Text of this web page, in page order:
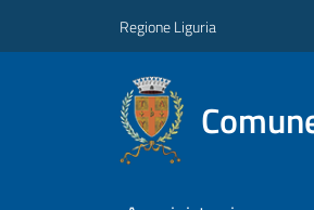
Regione Liguria